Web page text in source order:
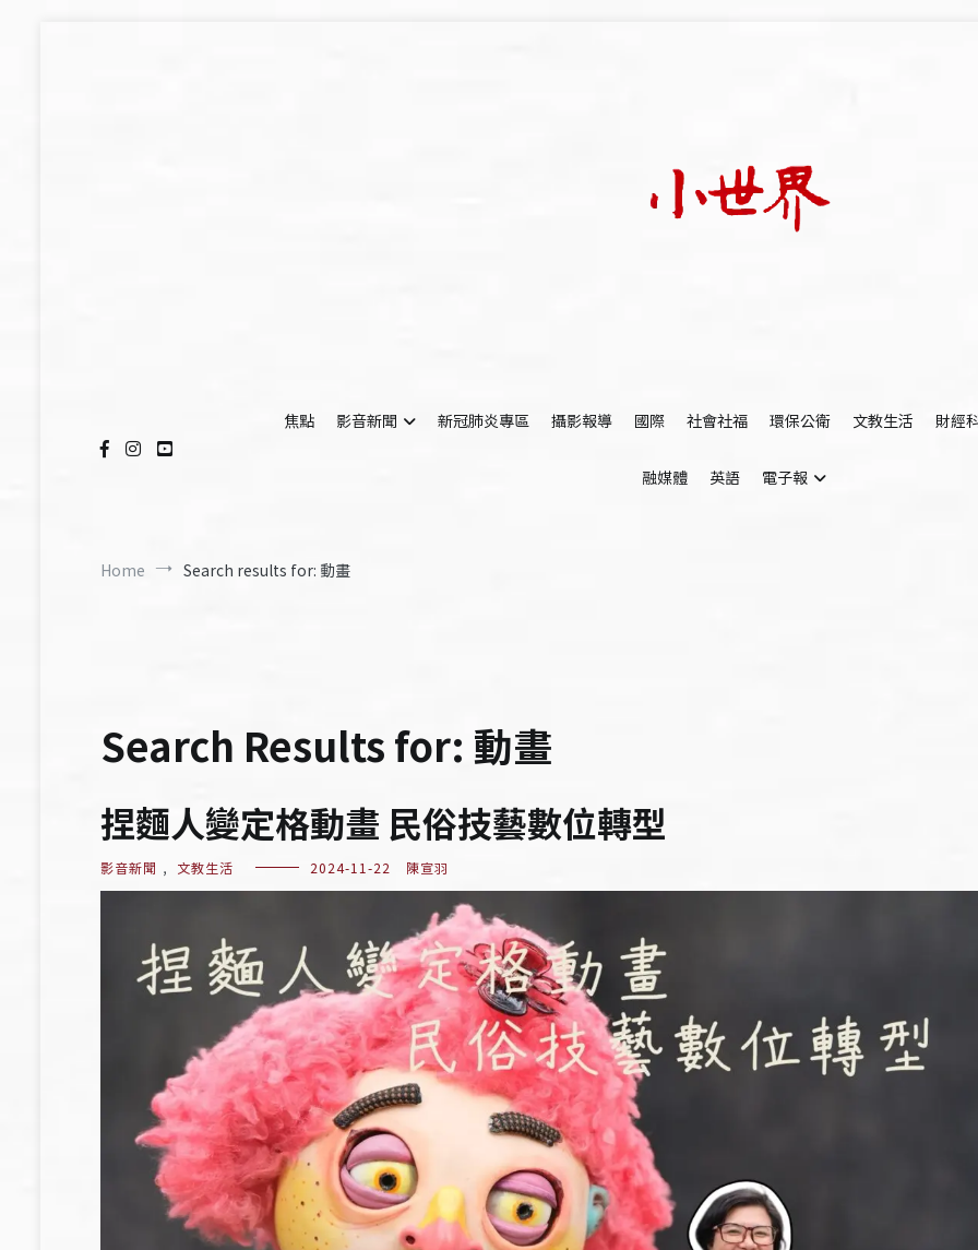
焦點
影音新聞 新冠肺炎專區 攝影報導 國際 社會社福 環保公衛 文教生活 財經
融媒體 英語 電子報
Home Search results for: 動畫
Search Results for: 動畫
捏麵人變定格動畫 民俗技藝數位轉型
影音新聞 , 文教生活 2024-11-22 陳宣羽